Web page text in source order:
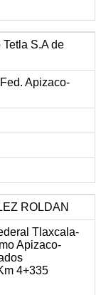
S.A de
Apizaco-
ROLDAN
Tlaxcala-
Apizaco-
4+335